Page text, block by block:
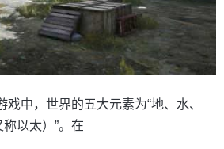
戏中，世界的五大元素为“地、水、
以太）”。在